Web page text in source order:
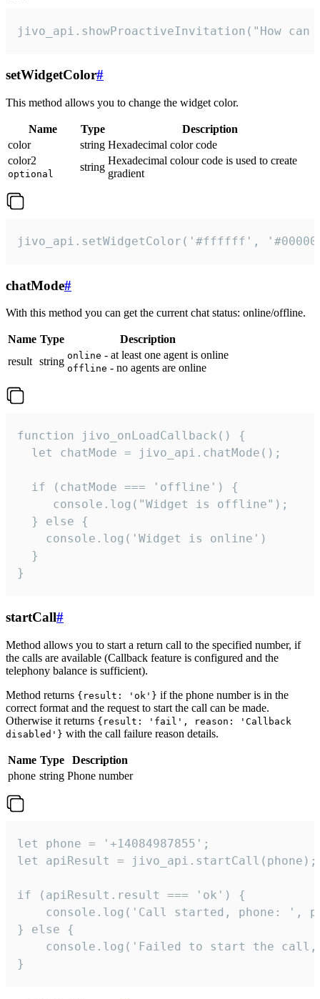
jivo_api.showProactiveInvitation("How
setWidgetColor#
This method allows you to change the widget color.
Name Type
Description
color
string Hexadecimal color code
color2
optional
string
Hexadecimal colour code is used to create
gradient
jivo_api.setWidgetColor('#ffffff',
chatMode#
With this method you can get the current chat status: online/offline.
Name Type
Description
result string online - at least one agent is online
offline - no agents are online
function jivo_onLoadCallback() {
  let chatMode = jivo_api.chatMode();
  if (chatMode === 'offline') {
     console.log("Widget is offline");
  } else {
    console.log('Widget is online')
  }
}
startCall#
Method allows you to start a return call to the specified number, if
the calls are available (Callback feature is configured and the
telephony balance is sufficient).
Method returns {result: 'ok'} if the phone number is in the
correct format and the request to start the call can be made.
Otherwise it returns {result: 'fail', reason: 'Callback
disabled'} with the call failure reason details.
Name Type
Description
phone string Phone number
let phone = '+14084987855';
let apiResult = jivo_api.startCall(phone);
if (apiResult.result === 'ok') {
console.log('Call started, phone: ',
} else {
console.log('Failed to start the
}